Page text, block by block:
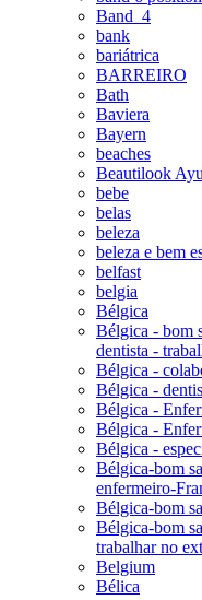
Band_4
bank
bariátrica
BARREIRO
Bath
Baviera
Bayern
beaches
Beautilook
bebe
belas
beleza
beleza e bem
belfast
belgia
Bélgica
Bélgica - bom
dentista -
Bélgica -
Bélgica -
Bélgica -
Bélgica -
Bélgica -
Bélgica-bom
enfermeiro-
Bélgica-bom
Bélgica-bom
trabalhar no
Belgium
Bélica